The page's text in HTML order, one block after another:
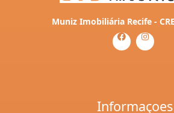
Muniz Imobiliária Recife -
Informaçoes